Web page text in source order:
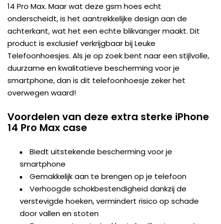
14 Pro Max. Maar wat deze gsm hoes echt
onderscheidt, is het aantrekkelijke design aan de
achterkant, wat het een echte blikvanger maakt. Dit
product is exclusief verkrijgbaar bij Leuke
Telefoonhoesjes. Als je op zoek bent naar een stijlvolle,
duurzame en kwalitatieve bescherming voor je
smartphone, dan is dit telefoonhoesje zeker het
overwegen waard!
Voordelen van deze extra sterke iPhone
14 Pro Max case
Biedt uitstekende bescherming voor je
smartphone
Gemakkelijk aan te brengen op je telefoon
Verhoogde schokbestendigheid dankzij de
verstevigde hoeken, vermindert risico op schade
door vallen en stoten